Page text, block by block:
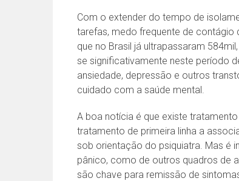
Com o extender do tempo de
tarefas, medo frequente de contágio
que no Brasil já ultrapassaram
se significativamente neste período
ansiedade, depressão e outros
cuidado com a saúde mental.
A boa notícia é que existe
tratamento de primeira linha a
sob orientação do psiquiatra. Mas é
pânico, como de outros quadros de
são chave para remissão de